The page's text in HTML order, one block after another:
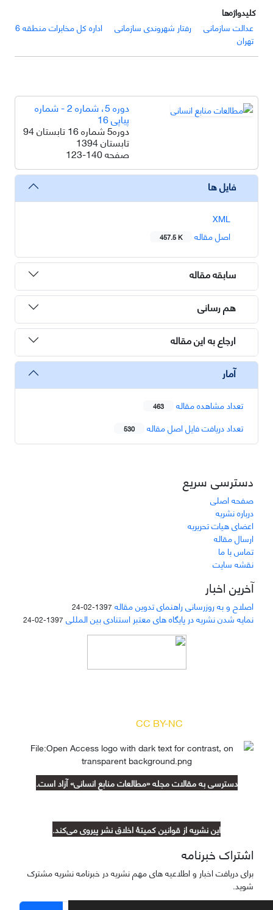
کلیدواژه‌ها
عدالت سازمانی
رفتار شهروندی سازمانی
اداره کل مخابرات منطقه 6
تهران
دوره 5، شماره 2 - شماره
پیاپی 16
دوره5 شماره 16 تابستان 94
تابستان 1394
صفحه123-140
فایل ها
XML
اصل مقاله
457.5 K
سابقه مقاله
هم رسانی
ارجاع به این مقاله
آمار
تعداد مشاهده مقاله 463
تعداد دریافت فایل اصل مقاله 530
دسترسی سریع
صفحه اصلی
درباره نشریه
اعضای هیات تحریریه
ارسال مقاله
تماس با ما
نقشه سایت
آخرین اخبار
اصلاح و به روزرسانی راهنمای تدوین مقاله 1397-02-24
نمایه شدن نشریه در پایگاه های معتبر استنادی بین المللی 1397-02-24
CC BY-NC
دسترسی به مقالات مجله «مطالعات منابع انسانی» آزاد است.
این نشریه از قوانین کمیتۀ اخلاق نشر پیروی می‌کند.
اشتراک خبرنامه
برای دریافت اخبار و اطلاعیه های مهم نشریه در خبرنامه نشریه مشترک
شوید.